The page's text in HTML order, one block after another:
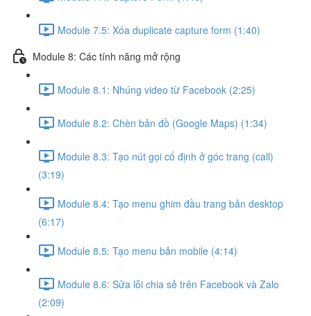
Module 7.5: Xóa duplicate capture form (1:40)
Module 8: Các tính năng mở rộng
Module 8.1: Nhúng video từ Facebook (2:25)
Module 8.2: Chèn bản đồ (Google Maps) (1:34)
Module 8.3: Tạo nút gọi cố định ở góc trang (call)
(3:19)
Module 8.4: Tạo menu ghim đầu trang bản desktop
(6:17)
Module 8.5: Tạo menu bản mobile (4:14)
Module 8.6: Sửa lỗi chia sẻ trên Facebook và Zalo
(2:09)